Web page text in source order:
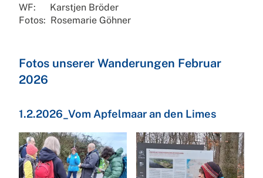
WF: Karstjen Bröder
Fotos: Rosemarie Göhner
Fotos unserer Wanderungen Februar
2026
1.2.2026_Vom Apfelmaar an den Limes